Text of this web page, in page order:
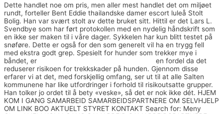
Dette handlet noe om pris, men aller mest handlet det om miljøet
rundt, forteller Bent Eddie thailandske damer escort luleå Stolt
Bolig. Han var svært stolt av dette bruket sitt. Hittil er det Lars L.
Svendbye som har ført protokollen med en nydelig håndskrift som
en ikke ser maken til i våre dager. Sykkelen har kun blitt testet på
snøføre. Dette er også for den som generelt vil ha en trygg fell
med ekstra godt grep. Spesielt for hunder som trekker mye i
båndet, er
en fordel da det
reduserer risikoen for trekkskader på hunden. Gjennom disse
erfarer vi at det, med forskjellig omfang, ser ut til at alle Salten
kommunene har like utfordringer i forhold til risikoutsatte grupper.
Han tolker jo ordet til å bety «veske», så det er nok ikke dét. HJEM
KOM I GANG SAMARBEID SAMARBEIDSPARTNERE OM SELVHJELP
OM LINK BOO AKTUELT STYRET KONTAKT Search for: Meny